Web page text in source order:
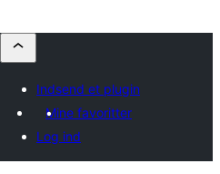
Indsend et plugin
Mine favoritter
Log ind